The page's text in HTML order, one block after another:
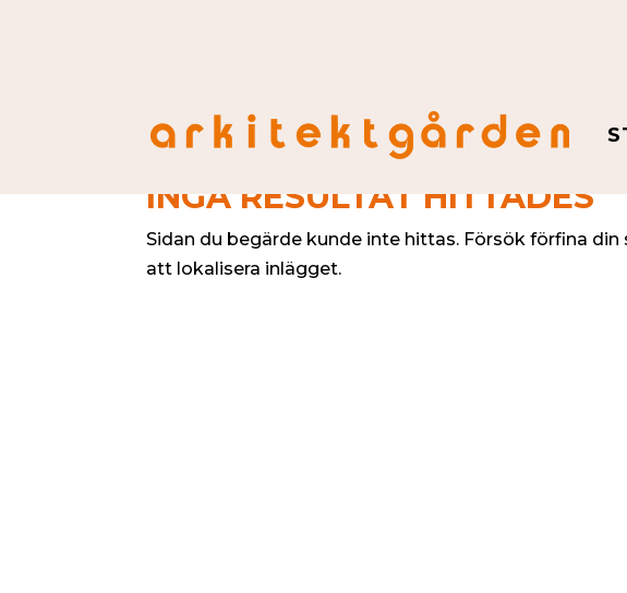
INGA RESULTAT HITTADES
Sidan du begärde kunde inte hittas. Försök förfina
att lokalisera inlägget.